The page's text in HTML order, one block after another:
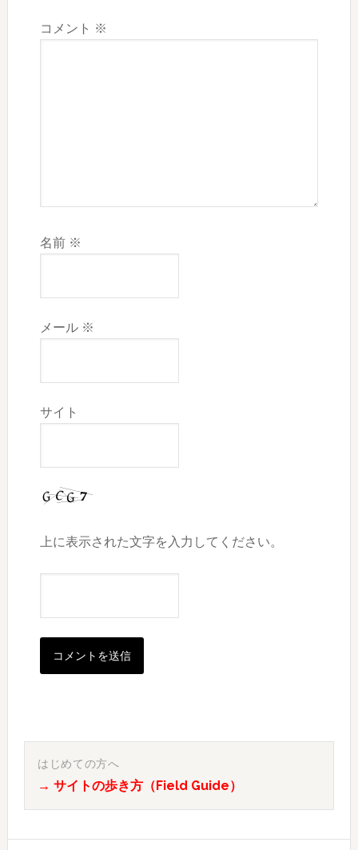
コメント ※
名前 ※
メール ※
サイト
上に表示された文字を入力してください。
最
はじめての方へ
→ サイトの歩き方（Field Guide）